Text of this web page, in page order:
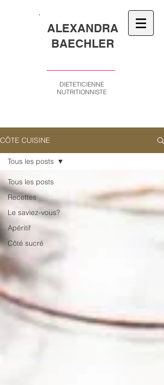
ALEXANDRA
BAECHLER
DIETETICIENNE
NUTRITIONNISTE
CÔTE CUISINE
Tous les posts
Recettes
Le saviez-vous?
Apéritif
Côté sucré
Tous les posts